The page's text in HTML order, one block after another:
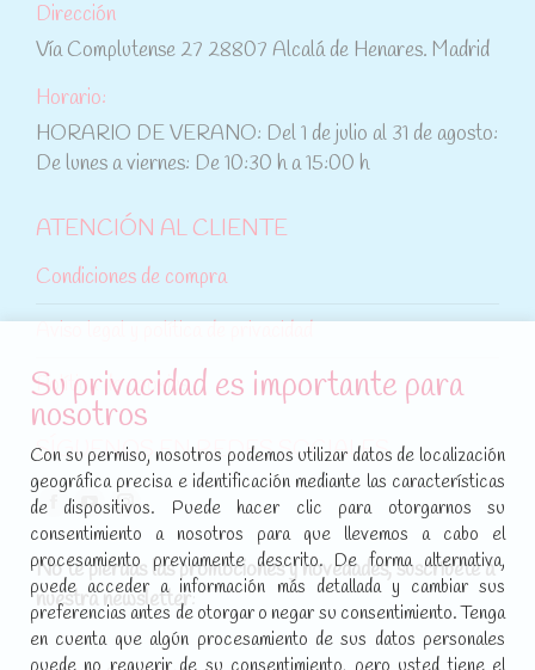
Dirección
Vía Complutense 27 28807 Alcalá de Henares. Madrid
Horario:
HORARIO DE VERANO: Del 1 de julio al 31 de agosto:
De lunes a viernes: De 10:30 h a 15:00 h
ATENCIÓN AL CLIENTE
Condiciones de compra
Política de cookies
SÍGUENOS EN REDES SOCIALES
Encuéntranos en:
Facebook
page
opens
in
new
YouTube
page
opens
in
new
Instagram
page
opens
in
new
No te pierdas las promociones y novedades, suscríbete a
nuestra newsletter:
Su privacidad es importante para
nosotros
Con su permiso, nosotros podemos utilizar datos de localización
geográfica precisa e identificación mediante las características
de dispositivos. Puede hacer clic para otorgarnos su
consentimiento a nosotros para que llevemos a cabo el
procesamiento previamente descrito. De forma alternativa,
puede acceder a información más detallada y cambiar sus
preferencias antes de otorgar o negar su consentimiento. Tenga
en cuenta que algún procesamiento de sus datos personales